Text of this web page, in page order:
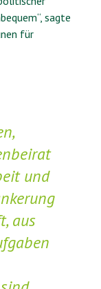
sagte
für
und
aus